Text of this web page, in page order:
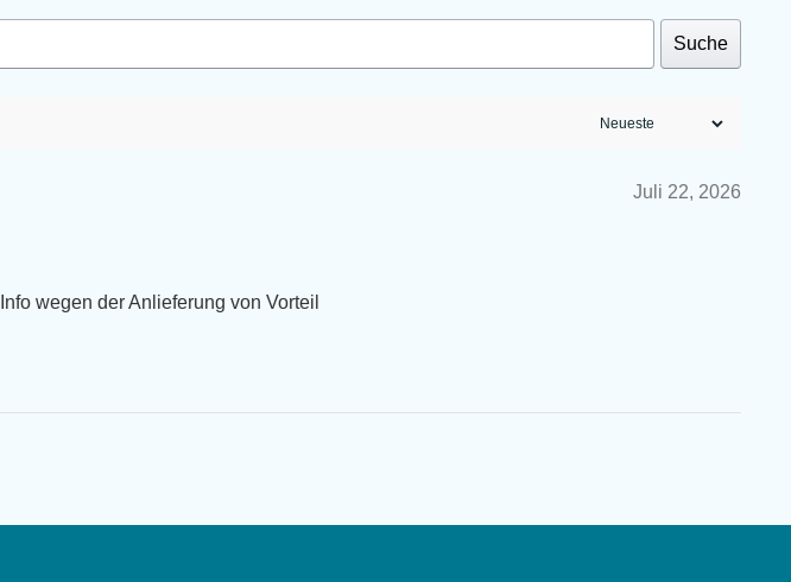
Suche
Juli 22, 2026
wegen der Anlieferung von Vorteil